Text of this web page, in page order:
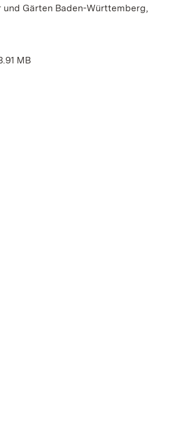
Gärten Baden-Württemberg,
MB